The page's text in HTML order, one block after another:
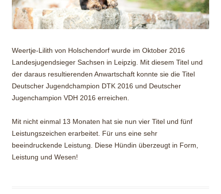
Weertje-Lilith von Holschendorf wurde im Oktober 2016
Landesjugendsieger Sachsen in Leipzig. Mit diesem Titel und
der daraus resultierenden Anwartschaft konnte sie die Titel
Deutscher Jugendchampion DTK 2016 und Deutscher
Jugenchampion VDH 2016 erreichen.
Mit nicht einmal 13 Monaten hat sie nun vier Titel und fünf
Leistungszeichen erarbeitet. Für uns eine sehr
beeindruckende Leistung. Diese Hündin überzeugt in Form,
Leistung und Wesen!